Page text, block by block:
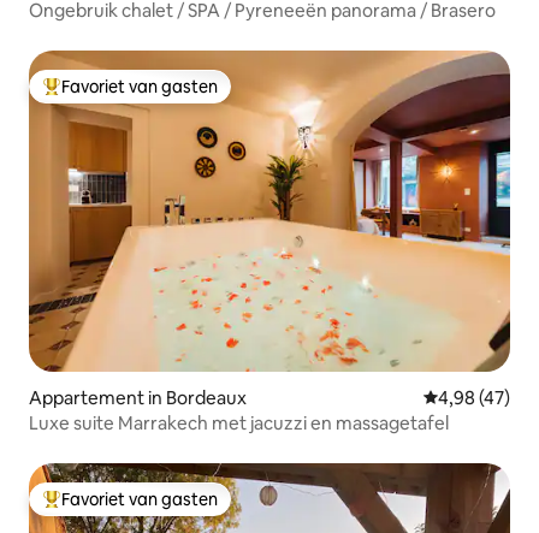
Ongebruik chalet / SPA / Pyreneeën panorama / Brasero
Topfavoriet van gasten
Favoriet van gasten
Appartement in Bordeaux Gemiddelde
4,98 (47)
Luxe suite Marrakech met jacuzzi en massagetafel
Topfavoriet van gasten
Favoriet van gasten